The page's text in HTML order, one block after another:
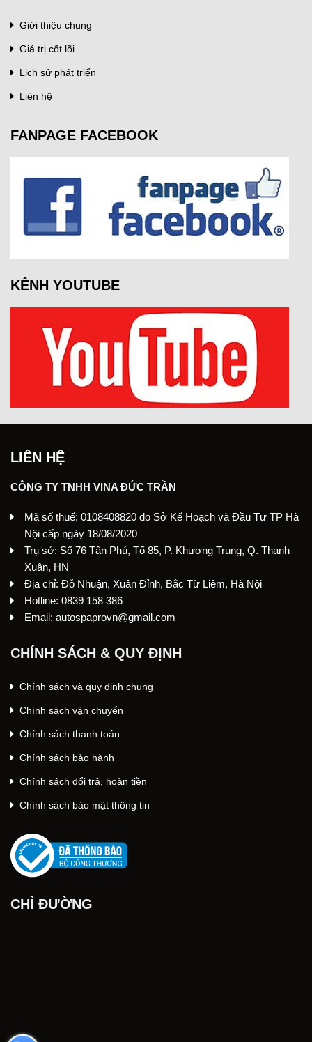
Giới thiệu chung
Giá trị cốt lõi
Lịch sử phát triển
Liên hệ
FANPAGE FACEBOOK
KÊNH YOUTUBE
LIÊN HỆ
CÔNG TY TNHH VINA ĐỨC TRẦN
Mã số thuế: 0108408820 do Sở Kế Hoạch và Đầu Tư TP Hà
Nội cấp ngày 18/08/2020
Trụ sở: Số 76 Tân Phú, Tổ 85, P. Khương Trung, Q. Thanh
Xuân, HN
Địa chỉ: Đỗ Nhuận, Xuân Đỉnh, Bắc Từ Liêm, Hà Nội
Hotline: 0839 158 386
Email: autospaprovn@gmail.com
CHÍNH SÁCH & QUY ĐỊNH
Chính sách và quy định chung
Chính sách vận chuyển
Chính sách thanh toán
Chính sách bảo hành
Chính sách đổi trả, hoàn tiền
Chính sách bảo mật thông tin
CHỈ ĐƯỜNG